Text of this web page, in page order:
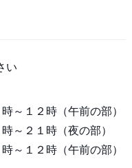
い
～１２時（午前の部）
～２１時（夜の部）
～１２時（午前の部）